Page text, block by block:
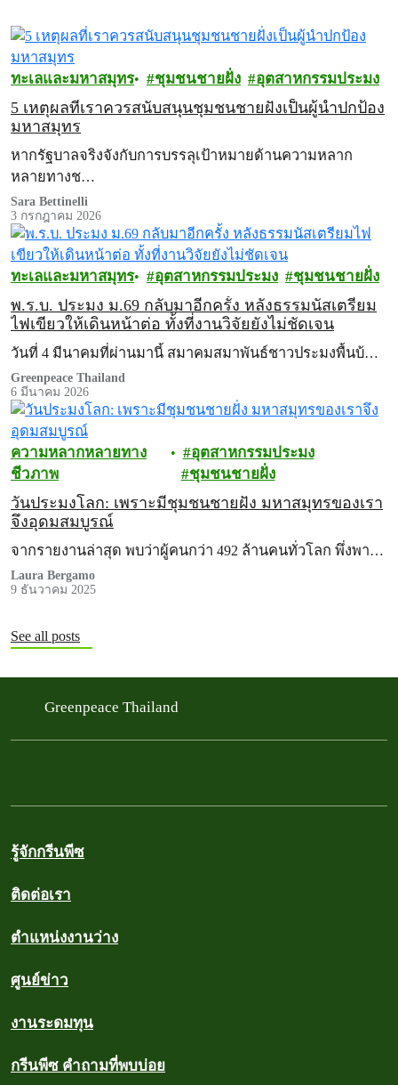
ทะเลและมหาสมุทร ชุมชนชายฝั่ง อุตสาหกรรมประมง
5 เหตุผลที่เราควรสนับสนุนชุมชนชายฝั่งเป็นผู้นำปกป้อง
มหาสมุทร
หากรัฐบาลจริงจังกับการบรรลุเป้าหมายด้านความหลาก
หลายทางช…
Sara Bettinelli
3 กรกฎาคม 2026
ทะเลและมหาสมุทร อุตสาหกรรมประมง ชุมชนชายฝั่ง
พ.ร.บ. ประมง ม.69 กลับมาอีกครั้ง หลังธรรมนัสเตรียม
ไฟเขียวให้เดินหน้าต่อ ทั้งที่งานวิจัยยังไม่ชัดเจน
วันที่ 4 มีนาคมที่ผ่านมานี้ สมาคมสมาพันธ์ชาวประมงพื้นบ้…
Greenpeace Thailand
6 มีนาคม 2026
ความหลากหลายทาง
ชีวภาพ
อุตสาหกรรมประมง
ชุมชนชายฝั่ง
วันประมงโลก: เพราะมีชุมชนชายฝั่ง มหาสมุทรของเรา
จึงอุดมสมบูรณ์
จากรายงานล่าสุด พบว่าผู้คนกว่า 492 ล้านคนทั่วโลก พึ่งพา…
Laura Bergamo
9 ธันวาคม 2025
See all posts
Greenpeace Thailand
รู้จักกรีนพีซ
ติดต่อเรา
ตำแหน่งงานว่าง
ศูนย์ข่าว
งานระดมทุน
กรีนพีซ คำถามที่พบบ่อย